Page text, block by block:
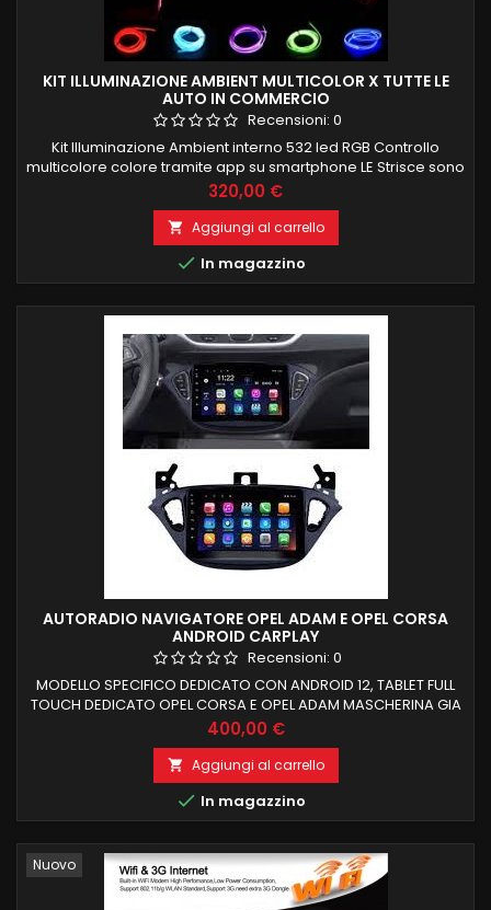
KIT ILLUMINAZIONE AMBIENT MULTICOLOR X TUTTE LE
AUTO IN COMMERCIO
Recensioni: 0
Kit Illuminazione Ambient interno 532 led RGB Controllo
multicolore colore tramite app su smartphone LE Strisce sono
composte de 100 led interni per una corretta ed uniforme
illuminazione e si possono anche tagliare a misura Kit è
composto da: 4 strisce porte 4 maniglie 4 portaoggetti porte
4 tappetini piedi 1 cruscotto frontale 4 PEZZI 75CM 1 PEZZO...
Prezzo
320,00 €
 Aggiungi al carrello
 In magazzino
AUTORADIO NAVIGATORE OPEL ADAM E OPEL CORSA
ANDROID CARPLAY
Recensioni: 0
MODELLO SPECIFICO DEDICATO CON ANDROID 12, TABLET FULL
TOUCH DEDICATO OPEL CORSA E OPEL ADAM MASCHERINA GIA
IN DOTAZIONE RECUPERO COMANDI AL VOLANTE E FUNZIONI DI
BORDO CARPLAY E ANDROID AUTO WIRELESS INTEGRATI
NAVIGATORE OFFLINE E ONLINE BLUETOOTH X CHIAMATE IN
VIVAVOCE RADIO RDS E CONNESSIONE WIFI PER NAVIGAZIONE
INTERNET PROCESSORE OCTACORE SCHERMO...
Prezzo
400,00 €
 Aggiungi al carrello
 In magazzino
Nuovo